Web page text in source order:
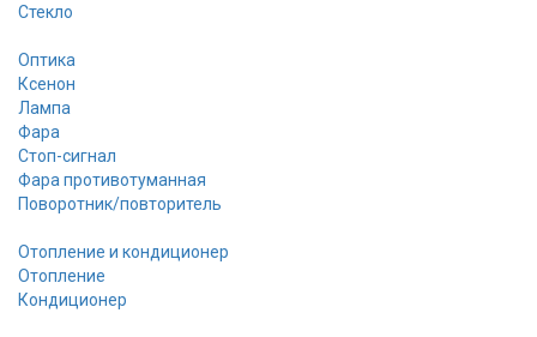
Стекло
Оптика
Ксенон
Лампа
Фара
Стоп-сигнал
Фара противотуманная
Поворотник/повторитель
Отопление и кондиционер
Отопление
Кондиционер